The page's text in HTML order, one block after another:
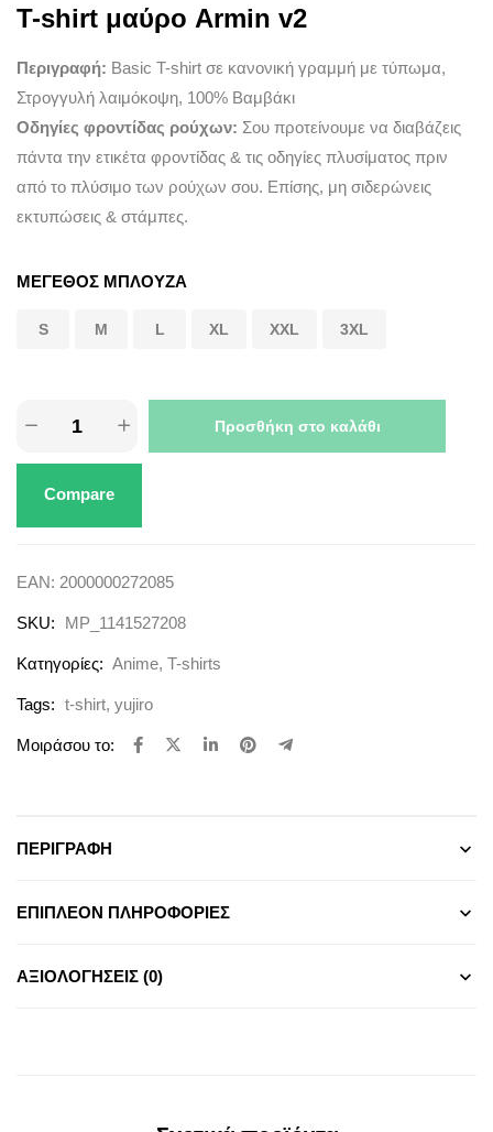
T-shirt μαύρο Armin v2
Περιγραφή: Basic T-shirt σε κανονική γραμμή με τύπωμα,
Στρογγυλή λαιμόκοψη, 100% Βαμβάκι
Οδηγίες φροντίδας ρούχων: Σου προτείνουμε να διαβάζεις
πάντα την ετικέτα φροντίδας & τις οδηγίες πλυσίματος πριν
από το πλύσιμο των ρούχων σου. Επίσης, μη σιδερώνεις
εκτυπώσεις & στάμπες.
ΜΕΓΕΘΟΣ ΜΠΛΟΥΖΑ
S M L XL XXL 3XL
Προσθήκη στο καλάθι
Compare
EAN: 2000000272085
SKU: MP_1141527208
Κατηγορίες: Anime, T-shirts
Tags: t-shirt, yujiro
Μοιράσου το:
ΠΕΡΙΓΡΑΦΉ
ΕΠΙΠΛΈΟΝ ΠΛΗΡΟΦΟΡΊΕΣ
ΑΞΙΟΛΟΓΉΣΕΙΣ (0)